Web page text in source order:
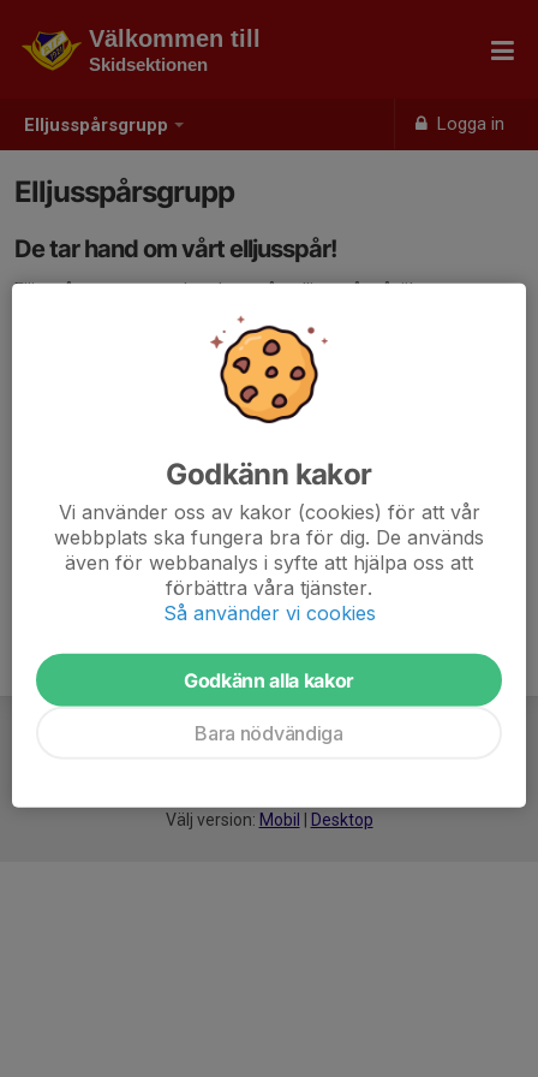
Elljusspårsgrupp Logga in
Välkommen till
Skidsektionen
Elljusspårsgrupp
De tar hand om vårt elljusspår!
Elljuspårsgruppen tar hand om vårt elljusspår såväl sommar
Sommartid klipper och röjer de så vi kan nyttja spåren till löpning.
Detta jobb ger också goda förutsättningar för att dra spåren
under vintern. Vintertid används skoter, sladd och spårdragare.
Kontakta Sofie Kristofersson, 070 244 44 38.
Välj version: Mobil Desktop
Godkänn kakor
Vi använder oss av kakor (cookies) för att vår
webbplats ska fungera bra för dig. De används
även för webbanalys i syfte att hjälpa oss att
förbättra våra tjänster.
Så använder vi cookies
Godkänn alla kakor
Bara nödvändiga